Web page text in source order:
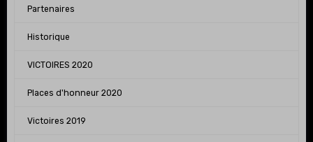
Partenaires
Historique
VICTOIRES 2020
Places d'honneur 2020
Victoires 2019